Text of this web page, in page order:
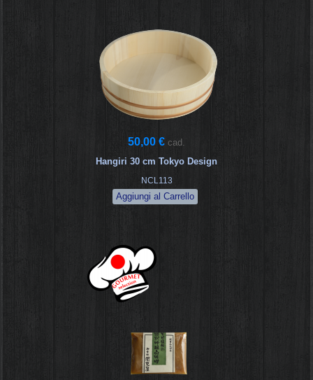
50,00 € cad.
Hangiri 30 cm Tokyo Design
NCL113